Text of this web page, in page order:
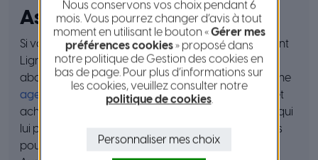
Astuce
Si votre enfant a besoin également d’un abonnement
Lignes d’Azur, souscrivez tout d’abord votre
abonnement Scolabus. Rendez vous ensuite dans une
agence Lignes d’Azurmuni de votre titre Scolabus et
achetez l’extension 102 € (frais de dossier compris) qui
lui permettra d’utiliser l’ensemble des lignes urbaines
pour une année complète.
Nous conservons vos choix pendant 6
mois. Vous pourrez changer d’avis à tout
moment en utilisant le bouton «Gérer mes
préférences cookies» proposé dans
notre politique de Gestion des cookies en
bas de page. Pour plus d’informations sur
les cookies, veuillez consulter notre
politique de cookies.
Personnaliser mes choix